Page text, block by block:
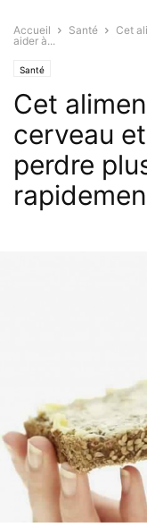
Accueil Santé
Cet
aider à...
Santé
Cet
cerveau
perdre